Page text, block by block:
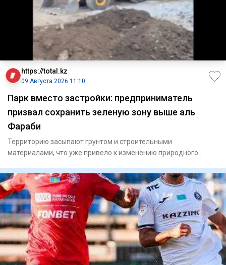
https://total.kz
09 Августа 2026 11:10
Парк вместо застройки: предприниматель
призвал сохранить зеленую зону выше аль
Фараби
Территорию засыпают грунтом и строительными
материалами, что уже привело к изменению природного